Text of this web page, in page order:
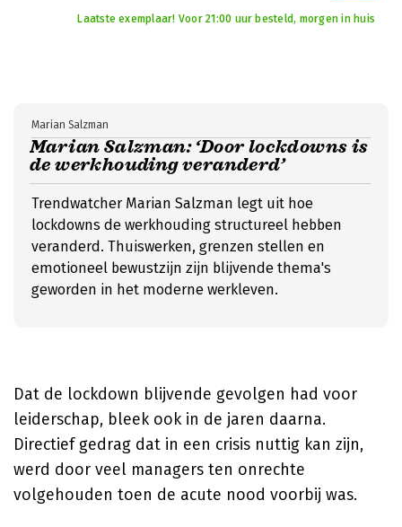
Laatste exemplaar! Voor 21:00 uur besteld, morgen in huis
Marian Salzman: ‘Door lockdowns is
de werkhouding veranderd’
Marian Salzman
Trendwatcher Marian Salzman legt uit hoe
lockdowns de werkhouding structureel hebben
veranderd. Thuiswerken, grenzen stellen en
emotioneel bewustzijn zijn blijvende thema's
geworden in het moderne werkleven.
Dat de lockdown blijvende gevolgen had voor
leiderschap, bleek ook in de jaren daarna.
Directief gedrag dat in een crisis nuttig kan zijn,
werd door veel managers ten onrechte
volgehouden toen de acute nood voorbij was.